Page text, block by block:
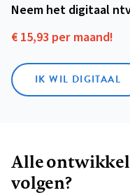
Neem het digitaal
€ 15,93 per maand!
IK WIL DIGITAAL
Alle
volgen?